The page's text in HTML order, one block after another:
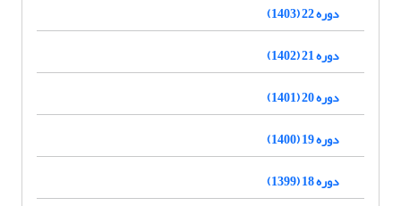
دوره 22 (1403)
دوره 21 (1402)
دوره 20 (1401)
دوره 19 (1400)
دوره 18 (1399)